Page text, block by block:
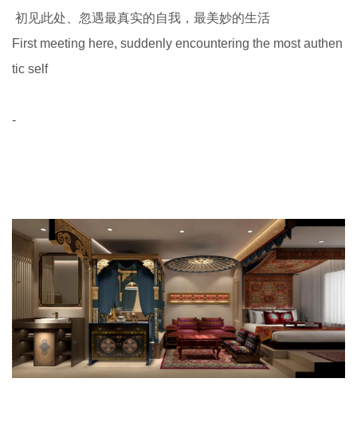
初见此处、忽遇最真实的自我，最美妙的生活
First meeting here, suddenly encountering the most authen
tic self
-